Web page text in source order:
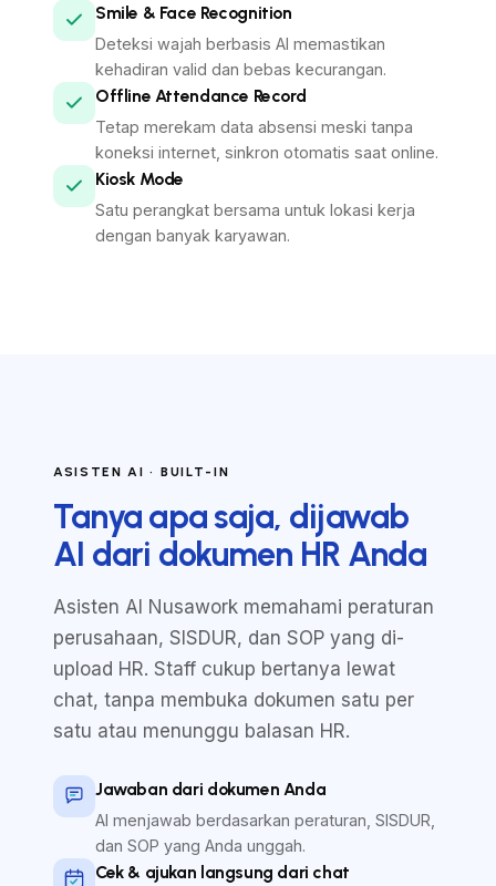
Smile & Face Recognition
Deteksi wajah berbasis AI memastikan
kehadiran valid dan bebas kecurangan.
Offline Attendance Record
Tetap merekam data absensi meski tanpa
koneksi internet, sinkron otomatis saat online.
Kiosk Mode
Satu perangkat bersama untuk lokasi kerja
dengan banyak karyawan.
ASISTEN AI · BUILT-IN
Tanya apa saja, dijawab
AI dari dokumen HR Anda
Asisten AI Nusawork memahami peraturan
perusahaan, SISDUR, dan SOP yang di-
upload HR. Staff cukup bertanya lewat
chat, tanpa membuka dokumen satu per
satu atau menunggu balasan HR.
Jawaban dari dokumen Anda
AI menjawab berdasarkan peraturan, SISDUR,
dan SOP yang Anda unggah.
Cek & ajukan langsung dari chat